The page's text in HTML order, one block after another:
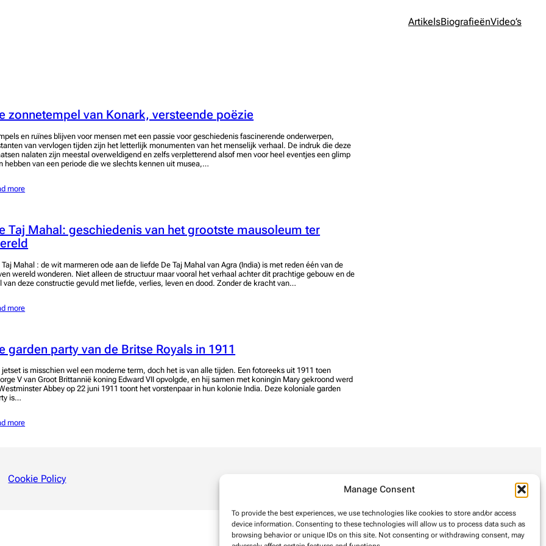
Manage Consent
To provide the best experiences, we use technologies like cookies to store and/or access
device information. Consenting to these technologies will allow us to process data such as
browsing behavior or unique IDs on this site. Not consenting or withdrawing consent, may
ArtikelsBiografieënVideo’s
zonnetempel van Konark, versteende poëzie
en ruïnes blijven voor mensen met een passie voor geschiedenis fascinerende onderwerpen,
van vervlogen tijden zijn het letterlijk monumenten van het menselijk verhaal. De indruk die deze
nalaten zijn meestal overweldigend en zelfs verpletterend alsof men voor heel eventjes een glimp
hebben van een periode die we slechts kennen uit musea,…
more
Taj Mahal: geschiedenis van het grootste mausoleum ter
Taj Mahal : de wit marmeren ode aan de liefde De Taj Mahal van Agra (India) is met reden één van de
wereld wonderen. Niet alleen de structuur maar vooral het verhaal achter dit prachtige gebouw en de
van deze constructie gevuld met liefde, verlies, leven en dood. Zonder de kracht van…
more
garden party van de Britse Royals in 1911
jetset is misschien wel een moderne term, doch het is van alle tijden. Een fotoreeks uit 1911 toen
V van Groot Brittannië koning Edward VII opvolgde, en hij samen met koningin Mary gekroond werd
Abbey op 22 juni 1911 toont het vorstenpaar in hun kolonie India. Deze koloniale garden
is…
more
Cookie Policy